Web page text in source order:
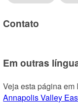
Contato
Em outras
Veja esta página em
Annapolis Valley